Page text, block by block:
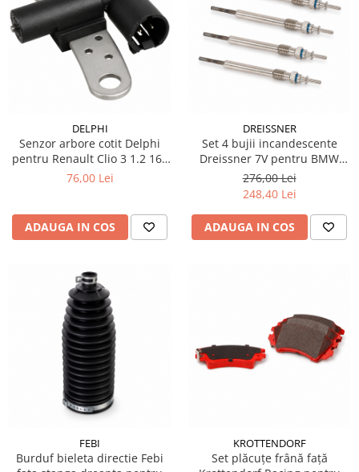
DELPHI
Senzor arbore cotit Delphi
pentru Renault Clio 3 1.2 16V
benzina
76,00 Lei
ADAUGA IN COS
DREISSNER
Set 4 bujii incandescente
Dreissner 7V pentru BMW
Seria 5 F10 / F11 diesel
276,00 Lei
248,40 Lei
ADAUGA IN COS
FEBI
Burduf bieleta directie Febi
KROTTENDORF
Set plăcuțe frână față